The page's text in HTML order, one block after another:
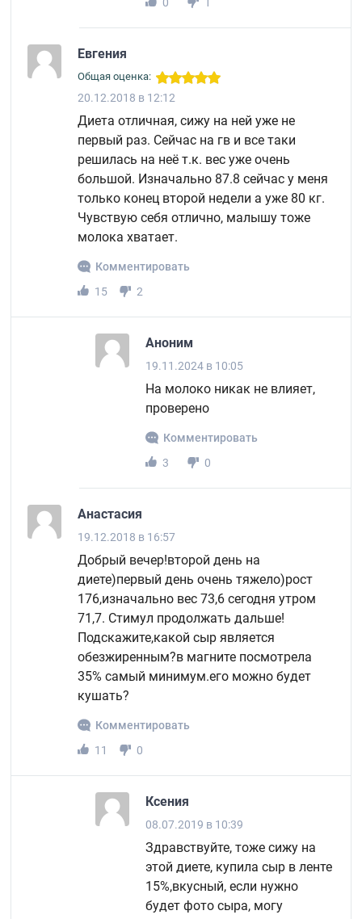
Евгения
Общая оценка:
20.12.2018 в 12:12
Диета отличная, сижу на ней уже не
первый раз. Сейчас на гв и все таки
решилась на неё т.к. вес уже очень
большой. Изначально 87.8 сейчас у меня
только конец второй недели а уже 80 кг.
Чувствую себя отлично, малышу тоже
молока хватает.
Комментировать
15
2
Аноним
19.11.2024 в 10:05
На молоко никак не влияет,
проверено
Комментировать
3
0
Анастасия
19.12.2018 в 16:57
Добрый вечер!второй день на
диете)первый день очень тяжело)рост
176,изначально вес 73,6 сегодня утром
71,7. Стимул продолжать дальше!
Подскажите,какой сыр является
обезжиренным?в магните посмотрела
35% самый минимум.его можно будет
кушать?
Комментировать
11
0
Ксения
08.07.2019 в 10:39
Здравствуйте, тоже сижу на
этой диете, купила сыр в ленте
15%,вкусный, если нужно
будет фото сыра, могу